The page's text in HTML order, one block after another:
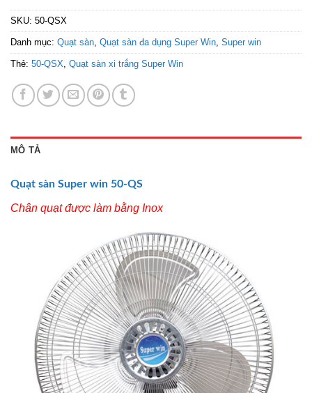
SKU: 50-QSX
Danh mục: Quạt sàn, Quạt sàn đa dụng Super Win, Super win
Thẻ: 50-QSX, Quạt sàn xi trắng Super Win
MÔ TẢ
Quạt sàn Super win 50-QS
Chân quạt được làm bằng Inox